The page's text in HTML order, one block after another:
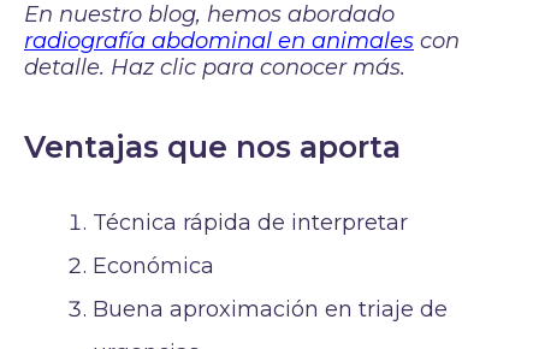
En nuestro blog, hemos abordado
radiografía abdominal en animales con
detalle. Haz clic para conocer más.
Ventajas que nos aporta
Técnica rápida de interpretar
Económica
Buena aproximación en triaje de